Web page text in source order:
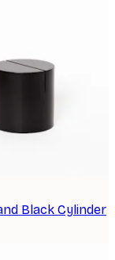
Black Cylinder